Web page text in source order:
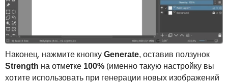
Наконец, нажмите кнопку Generate, оставив ползунок
Strength на отметке 100% (именно такую настройку вы
хотите использовать при генерации новых изображений